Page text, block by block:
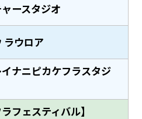
ースタジオ
ラウロア
ナニピカケフラスタジ
フェスティバル】